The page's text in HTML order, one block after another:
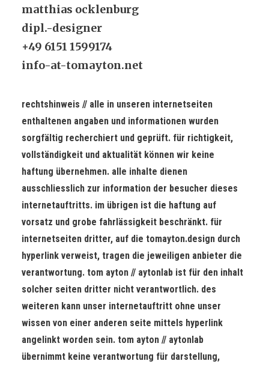
matthias ocklenburg
dipl.-designer
+49 6151 1599174
info-at-tomayton.net
rechtshinweis // alle in unseren internetseiten
enthaltenen angaben und informationen wurden
sorgfältig recherchiert und geprüft. für richtigkeit,
vollständigkeit und aktualität können wir keine
haftung übernehmen. alle inhalte dienen
ausschliesslich zur information der besucher dieses
internetauftritts. im übrigen ist die haftung auf
vorsatz und grobe fahrlässigkeit beschränkt. für
internetseiten dritter, auf die tomayton.design durch
hyperlink verweist, tragen die jeweiligen anbieter die
verantwortung. tom ayton // aytonlab ist für den inhalt
solcher seiten dritter nicht verantwortlich. des
weiteren kann unser internetauftritt ohne unser
wissen von einer anderen seite mittels hyperlink
angelinkt worden sein. tom ayton // aytonlab
übernimmt keine verantwortung für darstellung,